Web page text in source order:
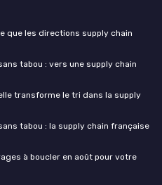
que les directions supply chain
tabou : vers une supply chain
transforme le tri dans la supply
tabou : la supply chain française
à boucler en août pour votre